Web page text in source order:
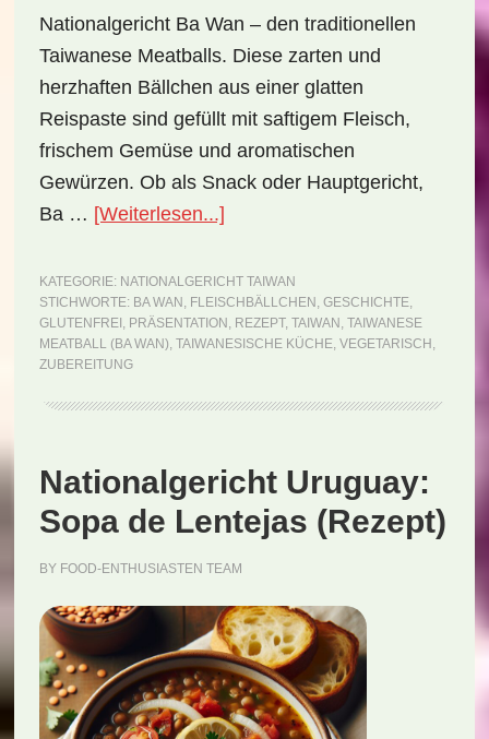
Nationalgericht Ba Wan – den traditionellen
Taiwanese Meatballs. Diese zarten und
herzhaften Bällchen aus einer glatten
Reispaste sind gefüllt mit saftigem Fleisch,
frischem Gemüse und aromatischen
Gewürzen. Ob als Snack oder Hauptgericht,
Ba … [Weiterlesen...]ÜberNationalgericht
Taiwanese
Meatball
(Ba
(Rezept)
KATEGORIE: NATIONALGERICHT TAIWAN
STICHWORTE: BA WAN , FLEISCHBÄLLCHEN , GESCHICHTE,
GLUTENFREI , PRÄSENTATION , REZEPT, TAIWAN , TAIWANESE
MEATBALL (BA WAN), TAIWANESISCHE KÜCHE, VEGETARISCH ,
ZUBEREITUNG
Nationalgericht Uruguay:
Sopa de Lentejas (Rezept)
BY FOOD-ENTHUSIASTEN TEAM